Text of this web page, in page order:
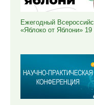
Ежегодный
«Яблоко от Яблони» 19